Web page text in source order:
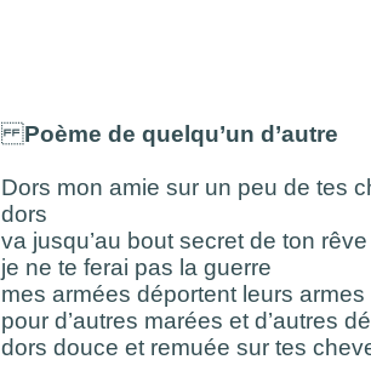
Poème de quelqu’un d’autre
Dors mon amie sur un peu de tes
dors
va jusqu’au bout secret de ton rêve
je ne te ferai pas la guerre
mes armées déportent leurs armes
pour d’autres marées et d’autres
dors douce et remuée sur tes